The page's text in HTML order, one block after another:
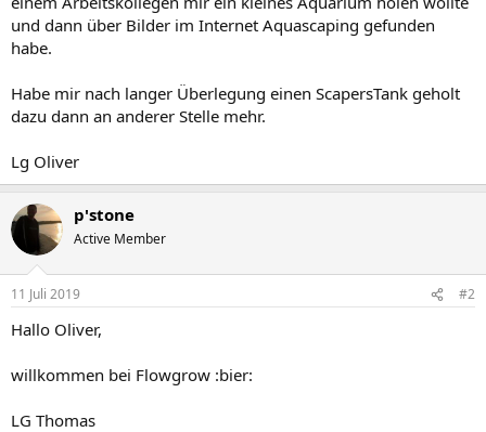
und dann über Bilder im Internet Aquascaping gefunden
habe.
Habe mir nach langer Überlegung einen ScapersTank geholt
dazu dann an anderer Stelle mehr.
Lg Oliver
p'stone
Active Member
11 Juli 2019 #2
Hallo Oliver,
willkommen bei Flowgrow :bier:
LG Thomas